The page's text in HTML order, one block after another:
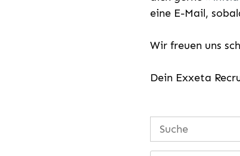
eine E-Mail,
Wir freuen uns
Dein Exxeta